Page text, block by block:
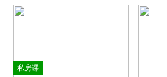
私房课